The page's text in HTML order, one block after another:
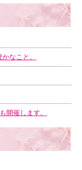
なこと。
開催します。